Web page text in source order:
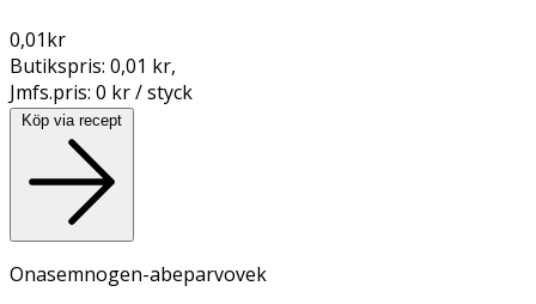
0,01kr
Butikspris: 0,01 kr,
Jmfs.pris: 0 kr / styck
Köp via recept
Onasemnogen-abeparvovek